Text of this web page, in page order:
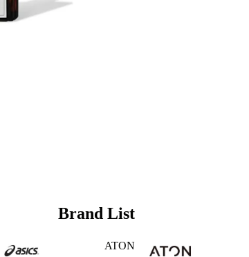
Brand List
ATON